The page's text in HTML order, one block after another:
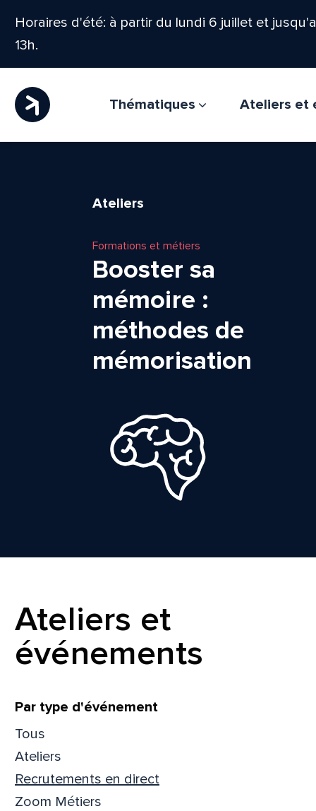
Horaires d'été: à partir du lundi 6 juillet et
13h.
Thématiques Ateliers et
Ateliers
Formations et métiers
Booster sa
mémoire :
méthodes de
mémorisation
Ateliers et
événements
Filtrer
Par type d'événement
Tous
Ateliers
Recrutements en direct
Zoom Métiers